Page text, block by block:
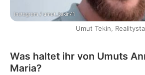
Instagram / umut_tekin41
Umut Tekin,
Was haltet ihr von Umuts
Maria?